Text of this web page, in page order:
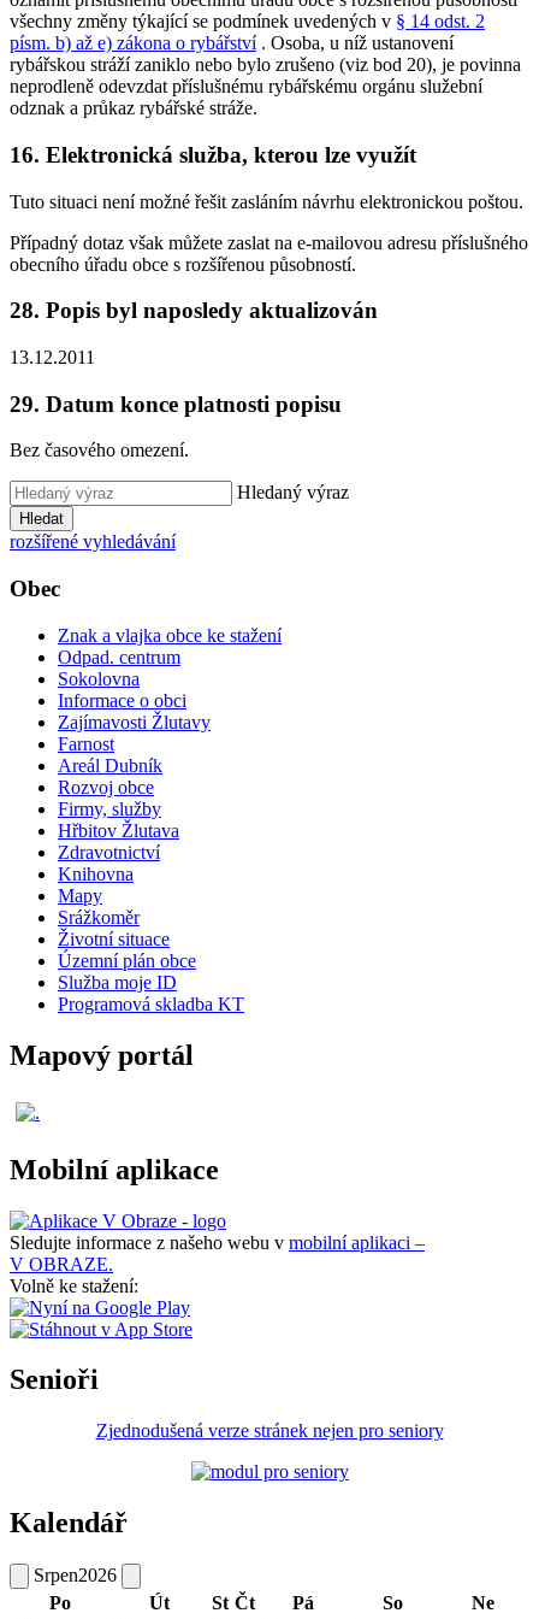
všechny změny týkající se podmínek uvedených v § 14 odst. 2
písm. b) až e) zákona o rybářství. Osoba, u níž ustanovení
rybářskou stráží zaniklo nebo bylo zrušeno (viz bod 20), je povinna
neprodleně odevzdat příslušnému rybářskému orgánu služební
odznak a průkaz rybářské stráže.
16. Elektronická služba, kterou lze využít
Tuto situaci není možné řešit zasláním návrhu elektronickou poštou.
Případný dotaz však můžete zaslat na e-mailovou adresu příslušného
obecního úřadu obce s rozšířenou působností.
28. Popis byl naposledy aktualizován
13.12.2011
29. Datum konce platnosti popisu
Bez časového omezení.
Hledaný výraz
Hledat
rozšířené vyhledávání
Obec
Znak a vlajka obce ke stažení
Odpad. centrum
Sokolovna
Informace o obci
Zajímavosti Žlutavy
Farnost
Areál Dubník
Rozvoj obce
Firmy, služby
Hřbitov Žlutava
Zdravotnictví
Knihovna
Mapy
Srážkoměr
Životní situace
Územní plán obce
Služba moje ID
Programová skladba KT
Mapový portál
Mobilní aplikace
Sledujte informace z našeho webu v mobilní aplikaci –
V OBRAZE.
Volně ke stažení:
Senioři
Zjednodušená verze stránek nejen pro seniory
Kalendář
Srpen2026
Po
Út St Čt Pá So
Ne